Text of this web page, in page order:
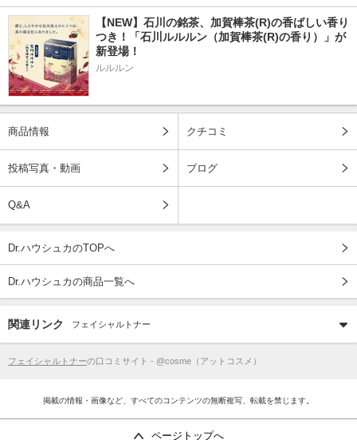
【NEW】石川の銘茶、加賀棒茶(R)の香ばしい香り
つき！「石川ルルルン（加賀棒茶(R)の香り）」が
新登場！
ルルルン
商品情報 クチコミ
投稿写真・動画 ブログ
Q&A
Dr.ハウシュカのTOPへ
Dr.ハウシュカの商品一覧へ
関連リンク フェイシャルトナー
フェイシャルトナーの口コミサイト - @cosme（アットコスメ）
掲載の情報・画像など、すべてのコンテンツの無断複写、転載を禁じます。
ページトップへ